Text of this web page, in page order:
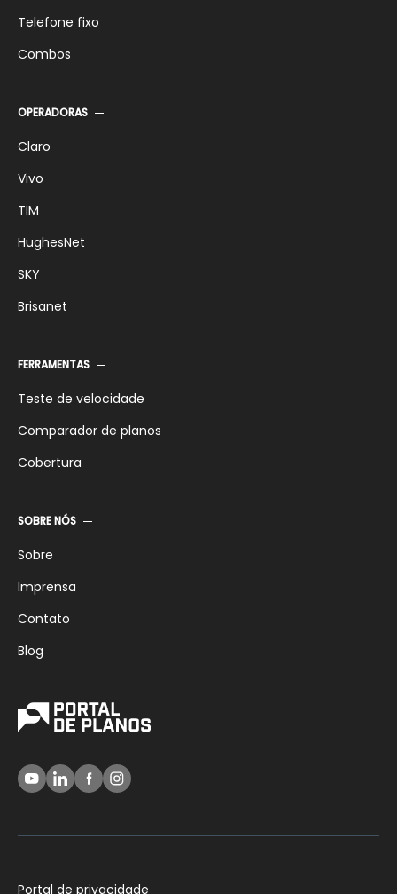
Telefone fixo
Combos
OPERADORAS
Claro
Vivo
TIM
HughesNet
SKY
Brisanet
FERRAMENTAS
Teste de velocidade
Comparador de planos
Cobertura
SOBRE NÓS
Sobre
Imprensa
Contato
Blog
Portal de privacidade